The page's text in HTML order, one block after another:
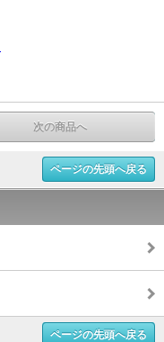
次の商品へ
ページの先頭へ戻る
ページの先頭へ戻る